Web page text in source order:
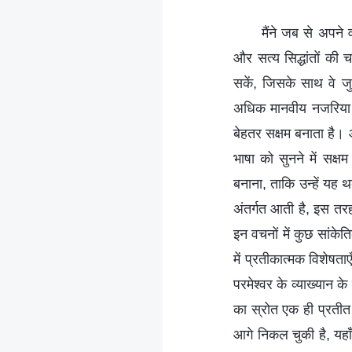
मैंने जब से अपने वचनों को अभिव्यक्त करना और प्रवचन देना शुरू किया है, मैंने उपदेश देने, सत्य पर संगति करने और सत्य सिद्धांतों की चर्चा करने के लिए मानवीय भाषा के प्रयोग के सर्वोत्तम प्रयास किए हैं—वह भाषा जिसे लोग समझ सकें, जिसके साथ वे जुड़ सकें, जिसका अर्थ जान सकें—ताकि तुम लोग सत्य को बेहतर ढंग से समझ सको। क्या यह अधिक मानवीय नजरिया नहीं है? तुम लोगों को इससे क्या लाभ पहुँचता है? यह तुम लोगों को और अधिक सत्य समझने में बेहतर सक्षम बनाता है। और इस तरह बात करने के पीछे मेरा क्या उद्देश्य है? तुम लोगों को अधिक समृद्ध, अधिक विविधतापूर्ण भाषा को सुनने में सक्षम बनाना, और फिर इस विविधतापूर्ण भाषा का प्रयोग करके लोगों के लिए सत्य को समझना सरल बनाना, ताकि उन्हें यह थकाऊ न लगे। चाहे पुराना नियम हो या नया, बाइबल की भाषा की विविधता एक प्रकार के मुहावरे के अंतर्गत आती है, इस तरह से कि लोग एक नजर में बता सकते हैं कि अमुक वचन बाइबल-संबंधी हैं, कि वे बाइबल से आए हैं। इन वचनों में कुछ सांकेतिक या प्रतीकात्मक है। मेरा जो यत्न होता है वह यह है कि आज की भाषा की शैलियों और शब्दावली में प्रतीकात्मक विशेषताएँ न हों ताकि लोग यह देख सकें कि यह भाषा बाइबल-संबंधी मुहावरे से आगे की भाषा है। यूँ तो लोग परमेश्वर के व्याख्यान के विषय और लहजे से यह देख सकते हैं कि इसका स्रोत और बाइबल में परमेश्वर द्वारा बोले गए वचनों का स्रोत एक ही प्रतीत होता है, पर इसकी शब्दावली में वे यह भी देख सकते हैं कि यह बाइबल से, पुराने और नए नियम से आगे निकल चुकी है, यहाँ तक कि कई हजार वर्ष से तमाम आध्यात्मिक लोगों द्वारा प्रयुक्त आध्यात्मिक शब्दावली से ऊपर उठ चुकी है। तो परमेश्वर अब जो बोलता है उसमें क्या शब्द होते हैं? उनमें से कुछ उस सकारात्मक,